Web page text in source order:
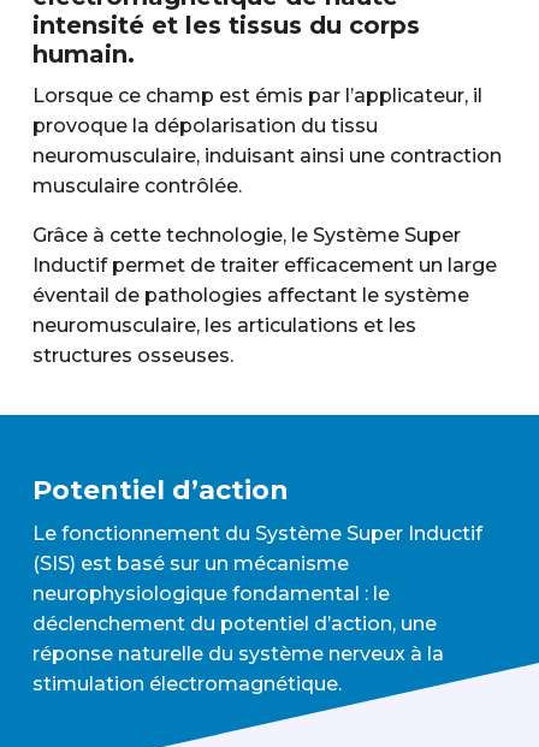
intensité et les tissus du corps
humain.
Lorsque ce champ est émis par l’applicateur, il
provoque la dépolarisation du tissu
neuromusculaire, induisant ainsi une contraction
musculaire contrôlée.
Grâce à cette technologie, le Système Super
Inductif permet de traiter efficacement un large
éventail de pathologies affectant le système
neuromusculaire, les articulations et les
structures osseuses.
Potentiel d’action
Le fonctionnement du Système Super Inductif
(SIS) est basé sur un mécanisme
neurophysiologique fondamental : le
déclenchement du potentiel d’action, une
réponse naturelle du système nerveux à la
stimulation électromagnétique.